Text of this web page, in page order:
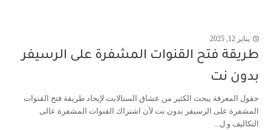
يناير 12, 2025
طريقة فتح القنوات المشفرة على الرسيفر
بدون نت
حقول المعرفة يبحث الكثير من عشاق الستالايت لإيجاد طريقة فتح القنوات
المشفرة على الرسيفر بدون نت لأن اشتراك القنوات المشفرة عالى
التكاليف و ل...